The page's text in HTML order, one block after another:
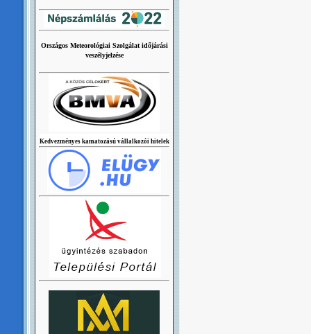
Országos Meteorológiai Szolgálat időjárási
veszélyjelzése
Kedvezményes kamatozású vállalkozói hitelek